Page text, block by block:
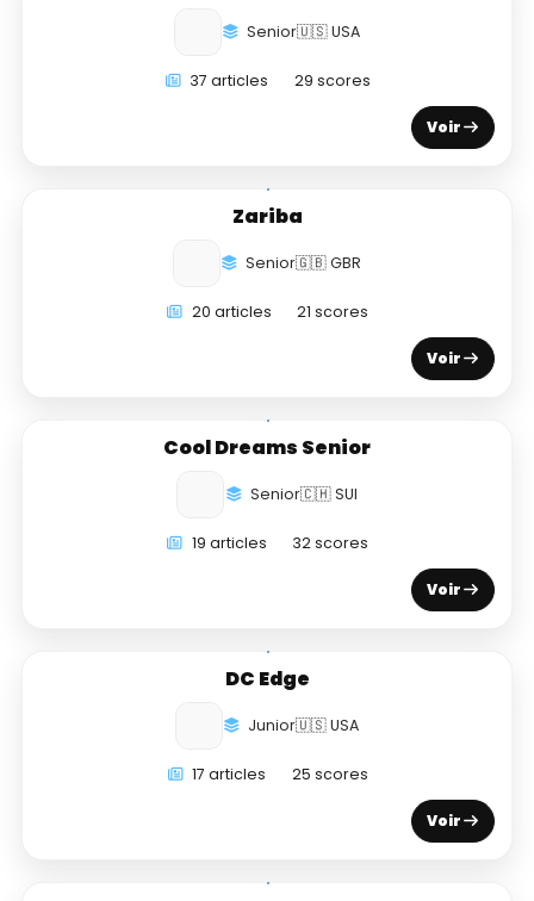
Senior🇺🇸 USA
37 articles 29 scores
Voir
Zariba
Senior🇬🇧 GBR
20 articles 21 scores
Voir
Cool Dreams Senior
Senior🇨🇭 SUI
19 articles 32 scores
Voir
DC Edge
Junior🇺🇸 USA
17 articles 25 scores
Voir